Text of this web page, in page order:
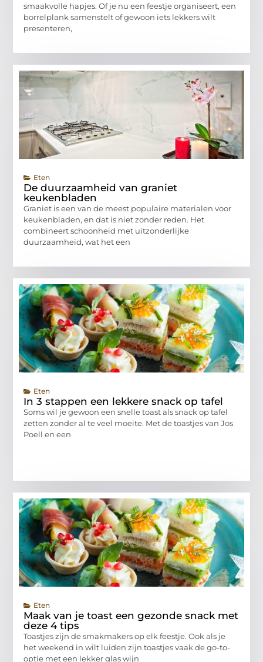
smaakvolle hapjes. Of je nu een feestje organiseert, een
borrelplank samenstelt of gewoon iets lekkers wilt
presenteren,
Eten
De duurzaamheid van graniet
keukenbladen
Graniet is een van de meest populaire materialen voor
keukenbladen, en dat is niet zonder reden. Het
combineert schoonheid met uitzonderlijke
duurzaamheid, wat het een
Eten
In 3 stappen een lekkere snack op tafel
Soms wil je gewoon een snelle toast als snack op tafel
zetten zonder al te veel moeite. Met de toastjes van Jos
Poell en een
Eten
Maak van je toast een gezonde snack met
deze 4 tips
Toastjes zijn de smakmakers op elk feestje. Ook als je
het weekend in wilt luiden zijn toastjes vaak de go-to-
optie met een lekker glas wijn